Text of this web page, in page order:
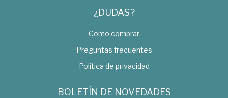
¿DUDAS?
Como comprar
Preguntas frecuentes
Política de privacidad
BOLETÍN DE NOVEDADES